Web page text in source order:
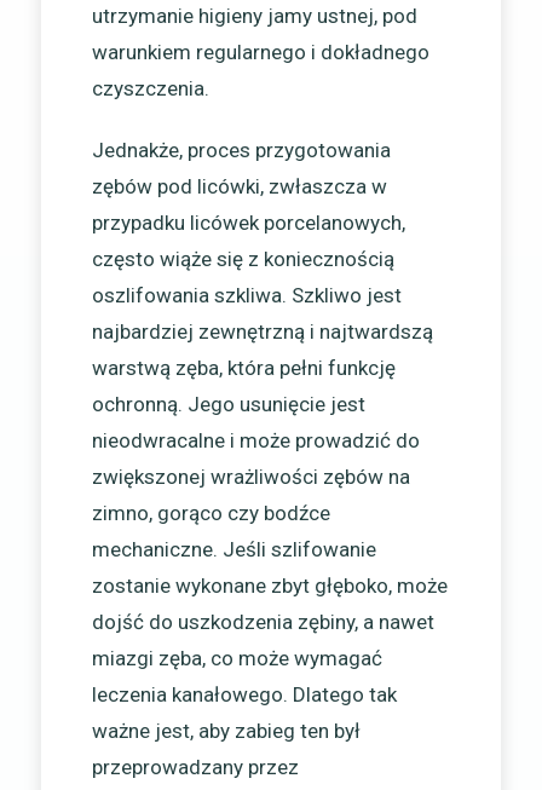
utrzymanie higieny jamy ustnej, pod
warunkiem regularnego i dokładnego
czyszczenia.
Jednakże, proces przygotowania
zębów pod licówki, zwłaszcza w
przypadku licówek porcelanowych,
często wiąże się z koniecznością
oszlifowania szkliwa. Szkliwo jest
najbardziej zewnętrzną i najtwardszą
warstwą zęba, która pełni funkcję
ochronną. Jego usunięcie jest
nieodwracalne i może prowadzić do
zwiększonej wrażliwości zębów na
zimno, gorąco czy bodźce
mechaniczne. Jeśli szlifowanie
zostanie wykonane zbyt głęboko, może
dojść do uszkodzenia zębiny, a nawet
miazgi zęba, co może wymagać
leczenia kanałowego. Dlatego tak
ważne jest, aby zabieg ten był
przeprowadzany przez